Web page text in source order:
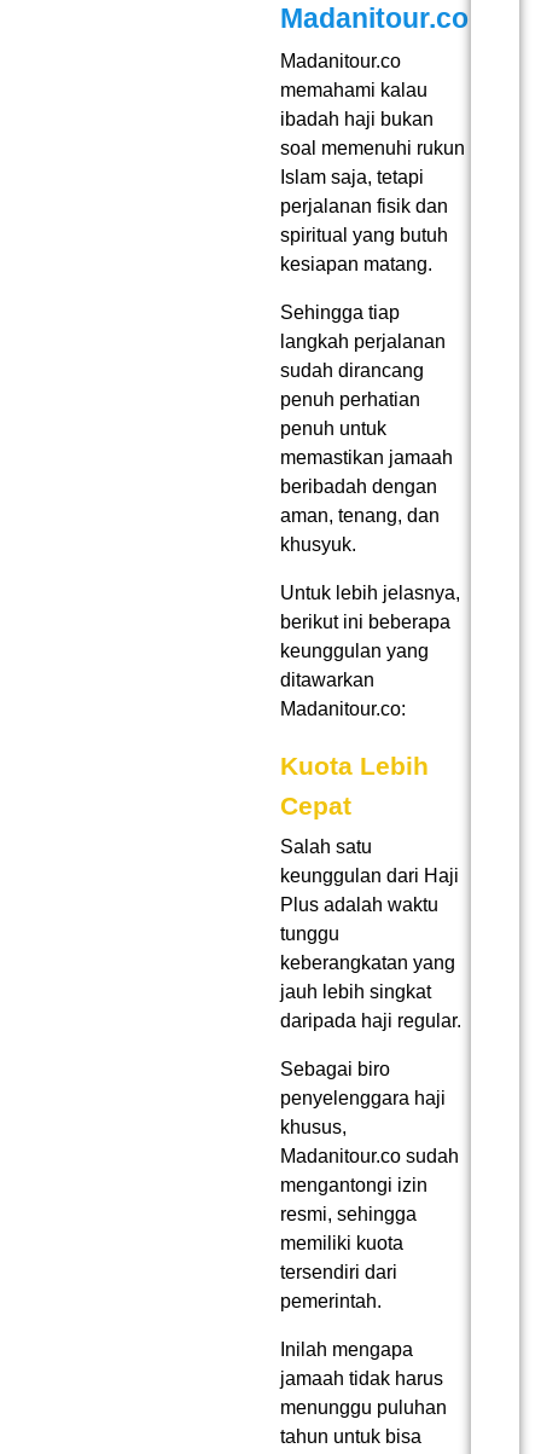
Madanitour.co
Madanitour.co
memahami kalau
ibadah haji bukan
soal memenuhi rukun
Islam saja, tetapi
perjalanan fisik dan
spiritual yang butuh
kesiapan matang.
Sehingga tiap
langkah perjalanan
sudah dirancang
penuh perhatian
penuh untuk
memastikan jamaah
beribadah dengan
aman, tenang, dan
khusyuk.
Untuk lebih jelasnya,
berikut ini beberapa
keunggulan yang
ditawarkan
Madanitour.co:
Kuota Lebih
Cepat
Salah satu
keunggulan dari Haji
Plus adalah waktu
tunggu
keberangkatan yang
jauh lebih singkat
daripada haji regular.
Sebagai biro
penyelenggara haji
khusus,
Madanitour.co sudah
mengantongi izin
resmi, sehingga
memiliki kuota
tersendiri dari
pemerintah.
Inilah mengapa
jamaah tidak harus
menunggu puluhan
tahun untuk bisa